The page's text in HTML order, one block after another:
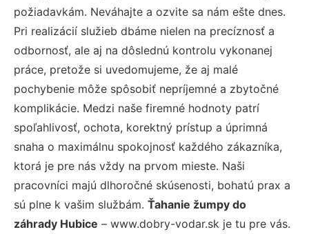
požiadavkám. Neváhajte a ozvite sa nám ešte dnes.
Pri realizácií služieb dbáme nielen na precíznosť a
odbornosť, ale aj na dôslednú kontrolu vykonanej
práce, pretože si uvedomujeme, že aj malé
pochybenie môže spôsobiť nepríjemné a zbytočné
komplikácie. Medzi naše firemné hodnoty patrí
spoľahlivosť, ochota, korektný prístup a úprimná
snaha o maximálnu spokojnosť každého zákazníka,
ktorá je pre nás vždy na prvom mieste. Naši
pracovníci majú dlhoročné skúsenosti, bohatú prax a
sú plne k vašim službám. Ťahanie žumpy do
záhrady Hubice – www.dobry-vodar.sk je tu pre vás.